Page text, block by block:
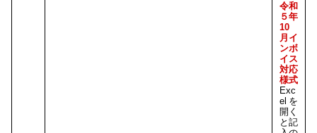
令和
５年
10
月イ
ンボ
イス
対応
様式
Exc
elを
開く
と記